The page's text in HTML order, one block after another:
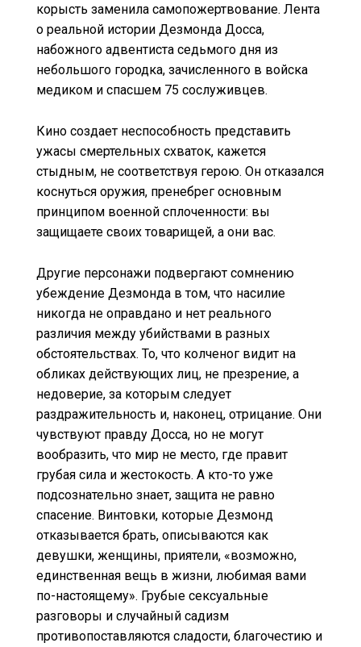
корысть заменила самопожертвование. Лента
о реальной истории Дезмонда Досса,
набожного адвентиста седьмого дня из
небольшого городка, зачисленного в войска
медиком и спасшем 75 сослуживцев.
Кино создает неспособность представить
ужасы смертельных схваток, кажется
стыдным, не соответствуя герою. Он отказался
коснуться оружия, пренебрег основным
принципом военной сплоченности: вы
защищаете своих товарищей, а они вас.
Другие персонажи подвергают сомнению
убеждение Дезмонда в том, что насилие
никогда не оправдано и нет реального
различия между убийствами в разных
обстоятельствах. То, что колченог видит на
обликах действующих лиц, не презрение, а
недоверие, за которым следует
раздражительность и, наконец, отрицание. Они
чувствуют правду Досса, но не могут
вообразить, что мир не место, где правит
грубая сила и жестокость. А кто-то уже
подсознательно знает, защита не равно
спасение. Винтовки, которые Дезмонд
отказывается брать, описываются как
девушки, женщины, приятели, «возможно,
единственная вещь в жизни, любимая вами
по-настоящему». Грубые сексуальные
разговоры и случайный садизм
противопоставляются сладости, благочестию и